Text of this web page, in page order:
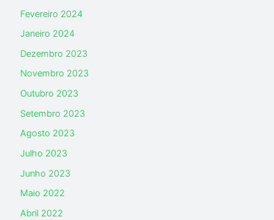
Fevereiro 2024
Janeiro 2024
Dezembro 2023
Novembro 2023
Outubro 2023
Setembro 2023
Agosto 2023
Julho 2023
Junho 2023
Maio 2022
Abril 2022